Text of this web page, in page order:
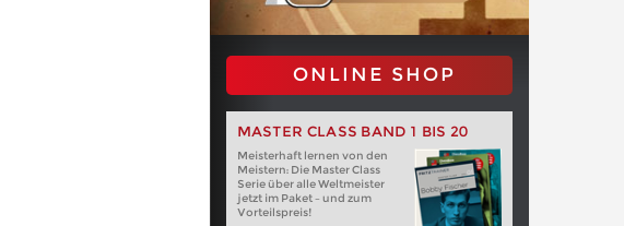
ONLINE SHOP
MASTER CLASS BAND 1 BIS 20
Meisterhaft lernen von den
Meistern: Die Master Class
Serie über alle Weltmeister
jetzt im Paket – und zum
Vorteilspreis!